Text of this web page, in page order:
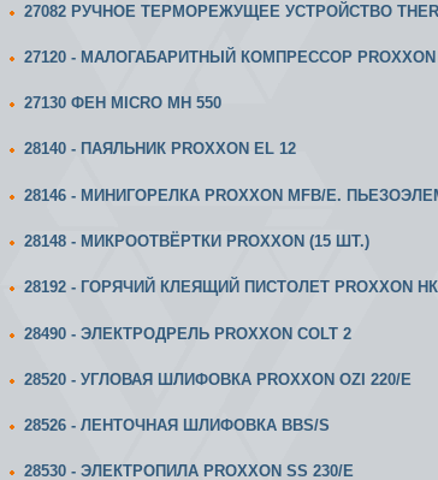
27082 РУЧНОЕ ТЕРМОРЕЖУЩЕЕ УСТРОЙСТВО
27120 - МАЛОГАБАРИТНЫЙ КОМПРЕССОР
27130 ФЕН MICRO MH 550
28140 - ПАЯЛЬНИК PROXXON EL 12
28146 - МИНИГОРЕЛКА PROXXON MFB/Е.
28148 - МИКРООТВЁРТКИ PROXXON (15 ШТ.)
28192 - ГОРЯЧИЙ КЛЕЯЩИЙ ПИСТОЛЕТ PROXXON
28490 - ЭЛЕКТРОДРЕЛЬ PROXXON COLT 2
28520 - УГЛОВАЯ ШЛИФОВКА PROXXON OZI 220/E
28526 - ЛЕНТОЧНАЯ ШЛИФОВКА BBS/S
28530 - ЭЛЕКТРОПИЛА PROXXON SS 230/E